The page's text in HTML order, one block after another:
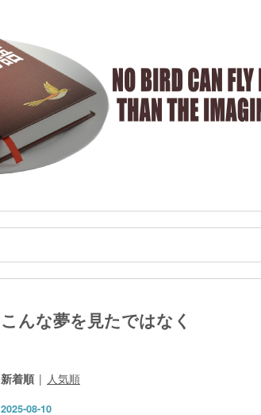
こんな夢を見たではなく
新着順 人気順
2025-08-10